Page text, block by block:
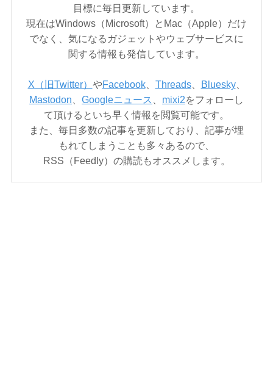
目標に毎日更新しています。
現在はWindows（Microsoft）とMac（Apple）だけ
でなく、気になるガジェットやウェブサービスに
関する情報も発信しています。
X（旧Twitter） やFacebook、 Threads、 Bluesky、
Mastodon
Googleニュース mixi2をフォローし
て頂けるといち早く情報を閲覧可能です。
また、毎日多数の記事を更新しており、記事が埋
もれてしまうことも多々あるので、
RSS（Feedly）の購読もオススメします。